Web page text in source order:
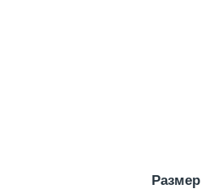
Размер